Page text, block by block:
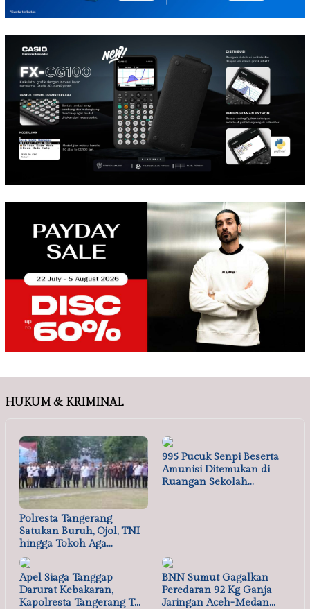
HUKUM & KRIMINAL
Polresta Tangerang
Satukan Buruh, Ojol, TNI
hingga Tokoh Aga…
995 Pucuk Senpi Beserta
Amunisi Ditemukan di
Ruangan Sekolah…
Apel Siaga Tanggap
Darurat Kebakaran,
Kapolresta Tangerang T…
BNN Sumut Gagalkan
Peredaran 92 Kg Ganja
Jaringan Aceh-Medan…